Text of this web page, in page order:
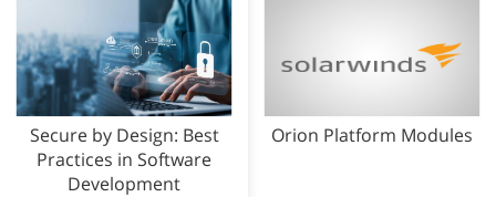
Orion Platform Modules
Secure by Design: Best
Practices in Software
Development